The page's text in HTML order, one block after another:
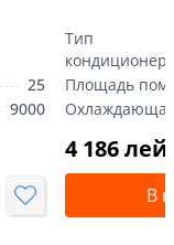
25
9000
Тип
Площадь
Охлаждающая
4 186 лей
В